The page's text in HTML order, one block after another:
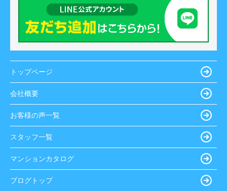
トップページ
会社概要
お客様の声一覧
スタッフ一覧
マンションカタログ
ブログトップ